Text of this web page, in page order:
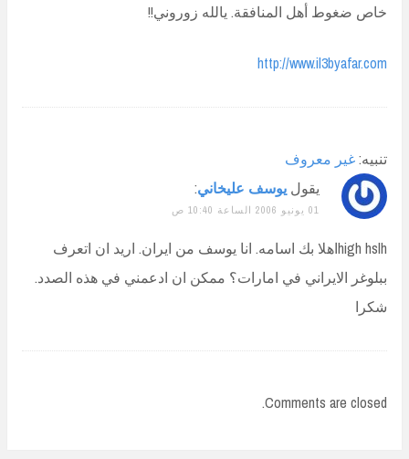
خاص ضغوط أهل المنافقة. يالله زوروني!!
http://www.il3byafar.com
تنبيه:غير معروف
يقول يوسف عليخاني:
01 يونيو 2006 الساعة 10:40 ص
high hslhاهلا بك اسامه. انا يوسف من ايران. اريد ان اتعرف
ببلوغر الايراني في امارات؟ ممكن ان ادعمني في هذه الصدد.
شكرا
Comments are closed.